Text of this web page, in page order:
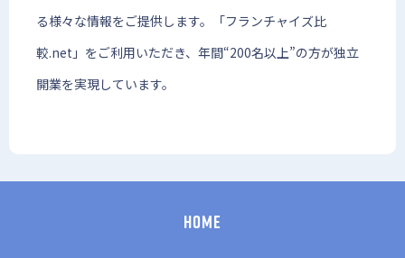
る様々な情報をご提供します。「フランチャイズ比
較.net」をご利用いただき、年間“200名以上”の方が独立
開業を実現しています。
HOME